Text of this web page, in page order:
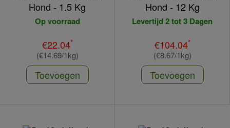
Hond - 1.5 Kg
Op voorraad
€22.04*
(€14.69/1kg)
Toevoegen
Hond - 12 Kg
Levertijd 2 tot 3 Dagen
€104.04*
(€8.67/1kg)
Toevoegen